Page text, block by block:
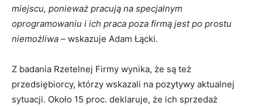
miejscu, ponieważ pracują na specjalnym
oprogramowaniu i ich praca poza firmą jest po prostu
niemożliwa – wskazuje Adam Łącki.
Z badania Rzetelnej Firmy wynika, że są też
przedsiębiorcy, którzy wskazali na pozytywy aktualnej
sytuacji. Około 15 proc. deklaruje, że ich sprzedaż